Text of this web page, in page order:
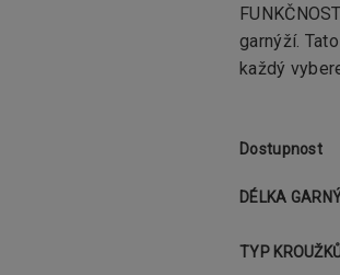
garnýží.
každý
Dostupnost
DÉLKA
TYP